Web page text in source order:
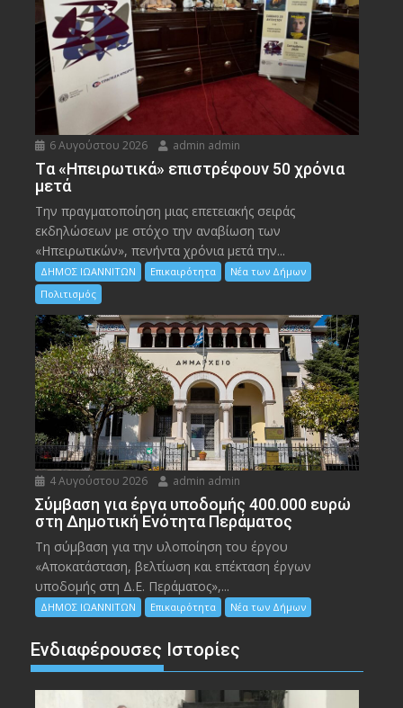
6 Αυγούστου 2026 admin admin
Tα «Ηπειρωτικά» επιστρέφουν 50 χρόνια
μετά
Την πραγματοποίηση μιας επετειακής σειράς
εκδηλώσεων με στόχο την αναβίωση των
«Ηπειρωτικών», πενήντα χρόνια μετά την...
ΔΗΜΟΣ ΙΩΑΝΝΙΤΩΝ Επικαιρότητα
Νέα των Δήμων
Πολιτισμός
4 Αυγούστου 2026 admin admin
Σύμβαση για έργα υποδομής 400.000 ευρώ
στη Δημοτική Ενότητα Περάματος
Τη σύμβαση για την υλοποίηση του έργου
«Αποκατάσταση, βελτίωση και επέκταση έργων
υποδομής στη Δ.Ε. Περάματος»,...
ΔΗΜΟΣ ΙΩΑΝΝΙΤΩΝ Επικαιρότητα Νέα των Δήμων
Ενδιαφέρουσες Ιστορίες